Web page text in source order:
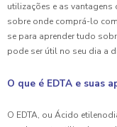
utilizações e as
sobre onde comprá-lo
se para aprender tudo
pode ser útil no seu dia a
O que é EDTA e suas
O EDTA, ou Ácido